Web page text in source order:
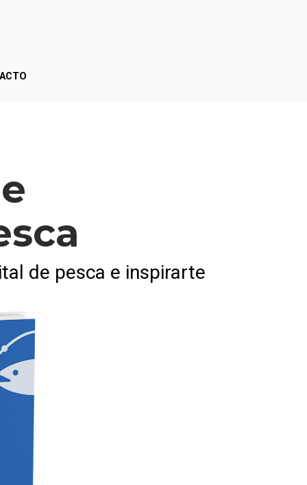
de pesca e inspirarte